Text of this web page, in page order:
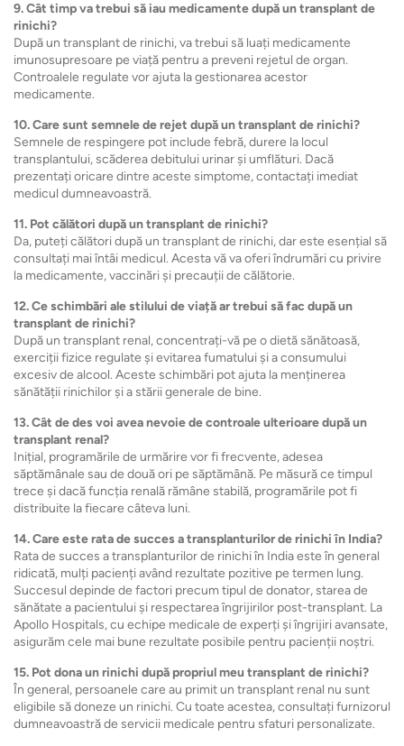
9. Cât timp va trebui să iau medicamente după un transplant de
rinichi?
După un transplant de rinichi, va trebui să luați medicamente
imunosupresoare pe viață pentru a preveni rejetul de organ.
Controalele regulate vor ajuta la gestionarea acestor
medicamente.
10. Care sunt semnele de rejet după un transplant de rinichi?
Semnele de respingere pot include febră, durere la locul
transplantului, scăderea debitului urinar și umflături. Dacă
prezentați oricare dintre aceste simptome, contactați imediat
medicul dumneavoastră.
11. Pot călători după un transplant de rinichi?
Da, puteți călători după un transplant de rinichi, dar este esențial să
consultați mai întâi medicul. Acesta vă va oferi îndrumări cu privire
la medicamente, vaccinări și precauții de călătorie.
12. Ce schimbări ale stilului de viață ar trebui să fac după un
transplant de rinichi?
După un transplant renal, concentrați-vă pe o dietă sănătoasă,
exerciții fizice regulate și evitarea fumatului și a consumului
excesiv de alcool. Aceste schimbări pot ajuta la menținerea
sănătății rinichilor și a stării generale de bine.
13. Cât de des voi avea nevoie de controale ulterioare după un
transplant renal?
Inițial, programările de urmărire vor fi frecvente, adesea
săptămânale sau de două ori pe săptămână. Pe măsură ce timpul
trece și dacă funcția renală rămâne stabilă, programările pot fi
distribuite la fiecare câteva luni.
14. Care este rata de succes a transplanturilor de rinichi în India?
Rata de succes a transplanturilor de rinichi în India este în general
ridicată, mulți pacienți având rezultate pozitive pe termen lung.
Succesul depinde de factori precum tipul de donator, starea de
sănătate a pacientului și respectarea îngrijirilor post-transplant. La
Apollo Hospitals, cu echipe medicale de experți și îngrijiri avansate,
asigurăm cele mai bune rezultate posibile pentru pacienții noștri.
15. Pot dona un rinichi după propriul meu transplant de rinichi?
În general, persoanele care au primit un transplant renal nu sunt
eligibile să doneze un rinichi. Cu toate acestea, consultați furnizorul
dumneavoastră de servicii medicale pentru sfaturi personalizate.